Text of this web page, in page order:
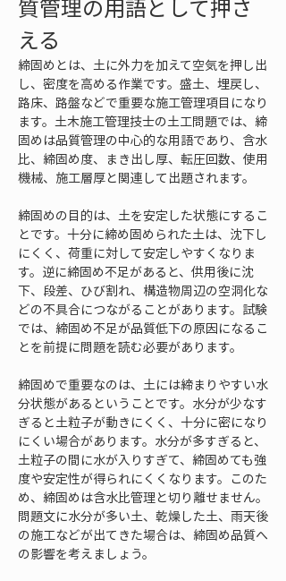
質管理の用語として押さ
える
締固めとは、土に外力を加えて空気を押し出
し、密度を高める作業です。盛土、埋戻し、
路床、路盤などで重要な施工管理項目になり
ます。土木施工管理技士の土工問題では、締
固めは品質管理の中心的な用語であり、含水
比、締固め度、まき出し厚、転圧回数、使用
機械、施工層厚と関連して出題されます。
締固めの目的は、土を安定した状態にするこ
とです。十分に締め固められた土は、沈下し
にくく、荷重に対して安定しやすくなりま
す。逆に締固め不足があると、供用後に沈
下、段差、ひび割れ、構造物周辺の空洞化な
どの不具合につながることがあります。試験
では、締固め不足が品質低下の原因になるこ
とを前提に問題を読む必要があります。
締固めで重要なのは、土には締まりやすい水
分状態があるということです。水分が少なす
ぎると土粒子が動きにくく、十分に密になり
にくい場合があります。水分が多すぎると、
土粒子の間に水が入りすぎて、締固めても強
度や安定性が得られにくくなります。このた
め、締固めは含水比管理と切り離せません。
問題文に水分が多い土、乾燥した土、雨天後
の施工などが出てきた場合は、締固め品質へ
の影響を考えましょう。